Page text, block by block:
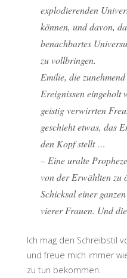
explodierenden
können, und davon,
benachbartes
zu vollbringen.
Emilie, die
Ereignissen
geistig verwirrten
geschieht etwas, das
den Kopf stellt …
– Eine uralte
von der Erwählten zu
Schicksal einer
vierer Frauen. Und
Ich mag den Schreibstil
und freue mich immer
zu tun bekommen.